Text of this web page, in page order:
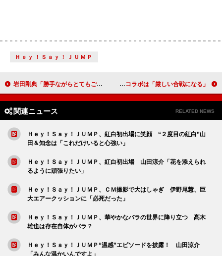
Ｈｅｙ！Ｓａｙ！ＪＵＭＰ
岩田剛典「勝手ながらとてもご縁を感じている」 「石原裕次郎新人賞」受賞に笑顔 刀剣男士、今年を漢字一字で表すと「刀」 山内惠介とのコラボは「厳しい合戦になる」
関連ニュース RELATED NEWS
Ｈｅｙ！Ｓａｙ！ＪＵＭＰ、紅白初出場に笑顔 “２度目の紅白”山
田＆知念は「これだけいると心強い」
Ｈｅｙ！Ｓａｙ！ＪＵＭＰ、紅白初出場 山田涼介「花を添えられ
るように頑張りたい」
Ｈｅｙ！Ｓａｙ！ＪＵＭＰ、ＣＭ撮影で大はしゃぎ 伊野尾慧、巨
大エアークッションに「必死だった」
Ｈｅｙ！Ｓａｙ！ＪＵＭＰ、華やかなバラの世界に降り立つ 髙木
雄也は存在自体がバラ？
Ｈｅｙ！Ｓａｙ！ＪＵＭＰ“温感”エピソードを披露！ 山田涼介
「みんな温かいんですよ」